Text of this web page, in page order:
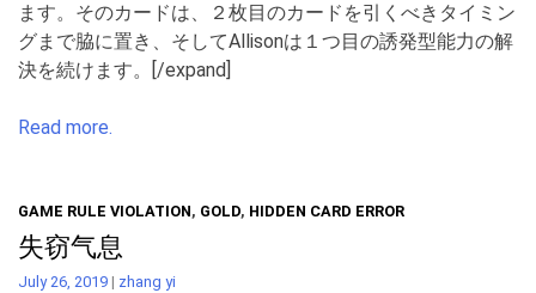
ます。そのカードは、２枚目のカードを引くべきタイミン
グまで脇に置き、そしてAllisonは１つ目の誘発型能力の解
決を続けます。[/expand]
Read more.
GAME RULE VIOLATION, GOLD, HIDDEN CARD ERROR
失窃气息
July 26, 2019 | zhang yi